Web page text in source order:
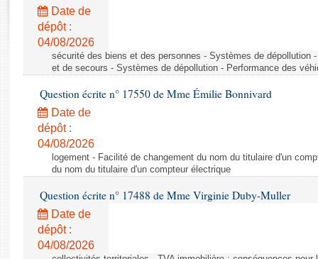
Rapports législatifs
Rapports sur l'application des lois
Baromètre de l’application des lois
Dossiers législatifs
Budget et sécurité sociale
Questions écrites et orales
Comptes rendus des débats
Date de
dépôt :
04/08/2026
sécurité des biens et des personnes - Systèmes de dépollution
et de secours - Systèmes de dépollution - Performance des
Question écrite n° 17550 de Mme Émilie Bonnivard
Date de
dépôt :
04/08/2026
logement - Facilité de changement du nom du titulaire d'un
du nom du titulaire d'un compteur électrique
Question écrite n° 17488 de Mme Virginie Duby-Muller
Date de
dépôt :
04/08/2026